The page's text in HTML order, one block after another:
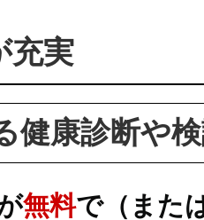
充実
健康診断や
無料で（また